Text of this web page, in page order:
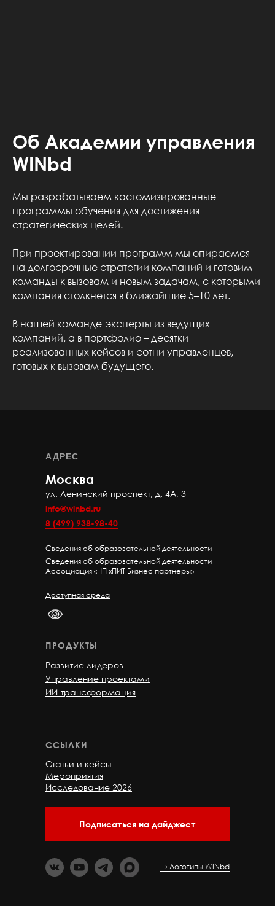
Об Академии управления
WINbd
Мы разрабатываем кастомизированные
программы обучения для достижения
стратегических целей.
При проектировании программ мы опираемся
на долгосрочные стратегии компаний и готовим
команды к вызовам и новым задачам, с которыми
компания столкнется в ближайшие 5–10 лет.
В нашей команде эксперты из ведущих
компаний, а в портфолио – десятки
реализованных кейсов и сотни управленцев,
готовых к вызовам будущего.
ПРОДУКТЫ
Развитие лидеров
Управление проектами
ИИ-трансформация
→ Логотипы WINbd
ССЫЛКИ
Статьи и кейсы
Мероприятия
Исследование 2026
АДРЕС
Подписаться на дайджест
Москва
Сведения об образовательной деятельности
Доступная среда
ул. Ленинский проспект, д. 4А, 3
Сведения об образовательной деятельности
Ассоциация «НП «ПИТ Бизнес партнеры»
info@winbd.ru
8 (499) 938-98-40